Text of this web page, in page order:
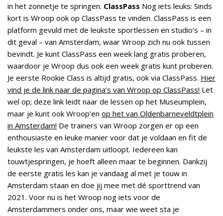
in het zonnetje te springen. ClassPass Nog iets leuks: Sinds
kort is Wroop ook op ClassPass te vinden. ClassPass is een
platform gevuld met de leukste sportlessen en studio’s – in
dit geval – van Amsterdam, waar Wroop zich nu ook tussen
bevindt. Je kunt ClassPass een week lang gratis proberen,
waardoor je Wroop dus ook een week gratis kunt proberen.
Je eerste Rookie Class is altijd gratis, ook via ClassPass. Hier
vind je de link naar de pagina’s van Wroop op ClassPass! Let
wel op; deze link leidt naar de lessen op het Museumplein,
maar je kunt ook Wroop’en op het van Oldenbarneveldtplein
in Amsterdam! De trainers van Wroop zorgen er op een
enthousiaste en leuke manier voor dat je voldaan en fit de
leukste les van Amsterdam uitloopt. Iedereen kan
touwtjespringen, je hoeft alleen maar te beginnen. Dankzij
de eerste gratis les kan je vandaag al met je touw in
Amsterdam staan en doe jij mee met dé sporttrend van
2021. Voor nu is het Wroop nog iets voor de
Amsterdammers onder ons, maar wie weet sta je